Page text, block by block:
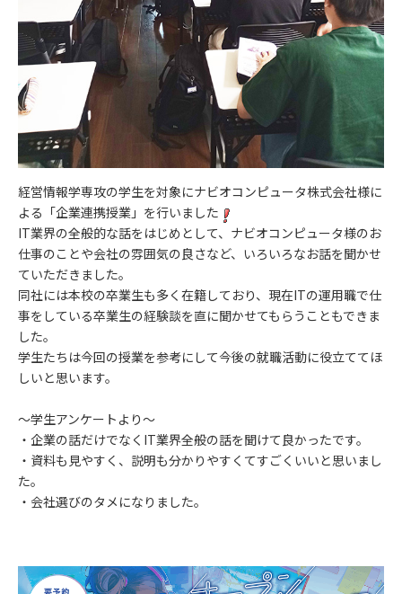
経営情報学専攻の学生を対象にナビオコンピュータ株式会社様に
よる「企業連携授業」を行いました
IT業界の全般的な話をはじめとして、ナビオコンピュータ様のお
仕事のことや会社の雰囲気の良さなど、いろいろなお話を聞かせ
ていただきました。
同社には本校の卒業生も多く在籍しており、現在ITの運用職で仕
事をしている卒業生の経験談を直に聞かせてもらうこともできま
した。
学生たちは今回の授業を参考にして今後の就職活動に役立ててほ
しいと思います。
～学生アンケートより～
・企業の話だけでなくIT業界全般の話を聞けて良かったです。
・資料も見やすく、説明も分かりやすくてすごくいいと思いまし
た。
・会社選びのタメになりました。